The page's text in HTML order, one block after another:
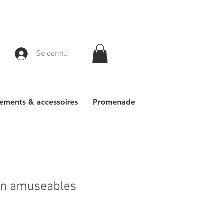
Se connecter
& accessoires Promenade
amuseables